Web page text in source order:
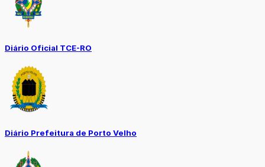
Diário Oficial TCE-RO
Diário Prefeitura de Porto Velho